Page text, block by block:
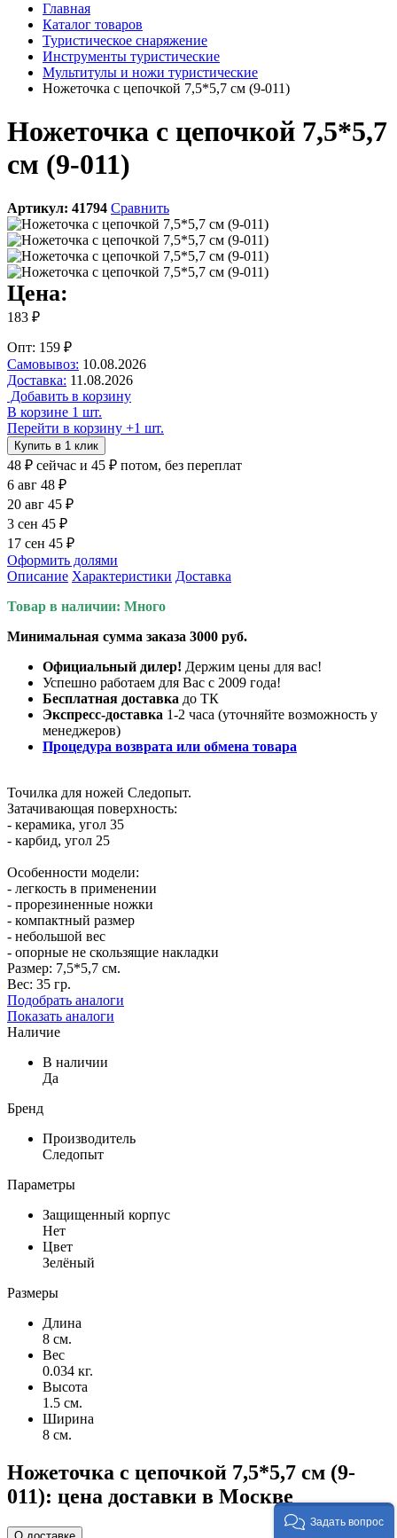
Главная
Каталог товаров
Туристическое снаряжение
Инструменты туристические
Мультитулы и ножи туристические
Ножеточка с цепочкой 7,5*5,7 см (9-011)
Ножеточка с цепочкой 7,5*5,7
см (9-011)
Артикул: 41794 Сравнить
Цена:
183 ₽
Опт: 159 ₽
Самовывоз: 10.08.2026
Доставка: 11.08.2026
Добавить в корзину
В корзине 1 шт.
Перейти в корзину +1 шт.
Купить в 1 клик
48 ₽ сейчас и 45 ₽ потом, без переплат
6 авг 48 ₽
20 авг 45 ₽
3 сен 45 ₽
17 сен 45 ₽
Оформить долями
Описание Характеристики Доставка
Товар в наличии: Много
Минимальная сумма заказа 3000 руб.
Официальный дилер! Держим цены для вас!
Успешно работаем для Вас с 2009 года!
Бесплатная доставка до ТК
Экспресс-доставка 1-2 часа (уточняйте возможность у
менеджеров)
Процедура возврата или обмена товара
Точилка для ножей Следопыт.
Затачивающая поверхность:
- керамика, угол 35
- карбид, угол 25
Особенности модели:
- легкость в применении
- прорезиненные ножки
- компактный размер
- небольшой вес
- опорные не скользящие накладки
Размер: 7,5*5,7 см.
Вес: 35 гр.
Подобрать аналоги
Показать аналоги
Наличие
В наличии
Да
Бренд
Производитель
Следопыт
Параметры
Защищенный корпус
Нет
Цвет
Зелёный
Размеры
Длина
8 см.
Вес
0.034 кг.
Высота
1.5 см.
Ширина
8 см.
Ножеточка с цепочкой 7,5*5,7 см (9-
011): цена доставки в Москве
Задать вопрос